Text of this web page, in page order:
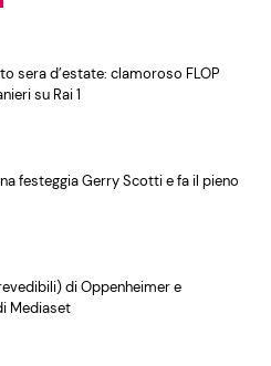
sera d’estate: clamoroso FLOP
su Rai 1
festeggia Gerry Scotti e fa il pieno
di Oppenheimer e
Mediaset